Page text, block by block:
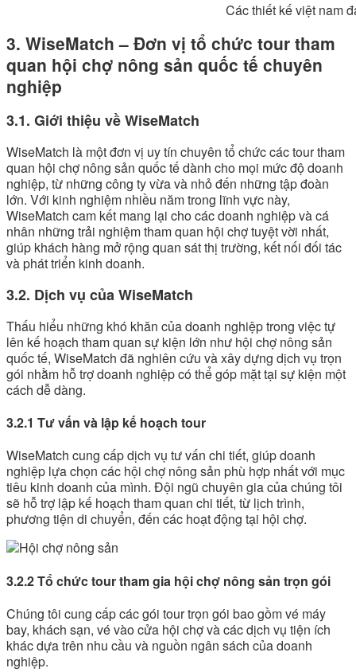
Các thiết kế việt nam đang rất phù hợp
3. WiseMatch – Đơn vị tổ chức tour tham
quan hội chợ nông sản quốc tế chuyên
nghiệp
3.1. Giới thiệu về WiseMatch
WiseMatch là một đơn vị uy tín chuyên tổ chức các tour tham
quan hội chợ nông sản quốc tế dành cho mọi mức độ doanh
nghiệp, từ những công ty vừa và nhỏ đến những tập đoàn
lớn. Với kinh nghiệm nhiều năm trong lĩnh vực này,
WiseMatch cam kết mang lại cho các doanh nghiệp và cá
nhân những trải nghiệm tham quan hội chợ tuyệt vời nhất,
giúp khách hàng mở rộng quan sát thị trường, kết nối đối tác
và phát triển kinh doanh.
3.2. Dịch vụ của WiseMatch
Thấu hiểu những khó khăn của doanh nghiệp trong việc tự
lên kế hoạch tham quan sự kiện lớn như hội chợ nông sản
quốc tế, WiseMatch đã nghiên cứu và xây dựng dịch vụ trọn
gói nhằm hỗ trợ doanh nghiệp có thể góp mặt tại sự kiện một
cách dễ dàng.
3.2.1 Tư vấn và lập kế hoạch tour
WiseMatch cung cấp dịch vụ tư vấn chi tiết, giúp doanh
nghiệp lựa chọn các hội chợ nông sản phù hợp nhất với mục
tiêu kinh doanh của mình. Đội ngũ chuyên gia của chúng tôi
sẽ hỗ trợ lập kế hoạch tham quan chi tiết, từ lịch trình,
phương tiện di chuyển, đến các hoạt động tại hội chợ.
3.2.2 Tổ chức tour tham gia hội chợ nông sản trọn gói
Chúng tôi cung cấp các gói tour trọn gói bao gồm vé máy
bay, khách sạn, vé vào cửa hội chợ và các dịch vụ tiện ích
khác dựa trên nhu cầu và nguồn ngân sách của doanh
nghiệp.